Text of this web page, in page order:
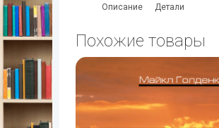
Описание Детали
Похожие товары